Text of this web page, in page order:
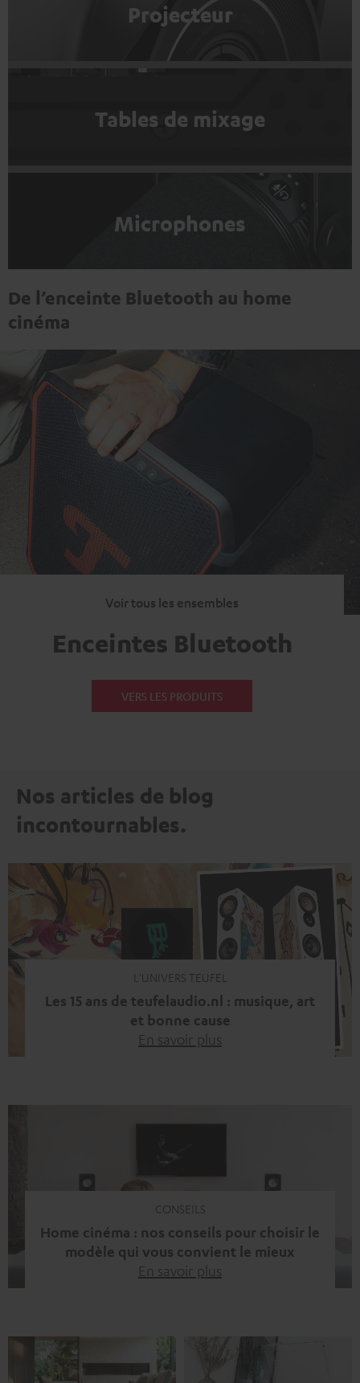
Projecteur
Tables de mixage
Microphones
De l’enceinte Bluetooth au home
cinéma
Voir tous les ensembles
Enceintes Bluetooth
VERS LES PRODUITS
Nos articles de blog
incontournables.
L'UNIVERS TEUFEL
Les 15 ans de teufelaudio.nl : musique, art
et bonne cause
En savoir plus
la société. La musique fait bien plus que simplement
sonner bien. […]
CONSEILS
Home cinéma : nos conseils pour choisir le
modèle qui vous convient le mieux
En savoir plus
dialogue est couvert par un bruit de fond… et adieu
l’immersion. Rassurez-vous, on a tous vécu ça. Mais la